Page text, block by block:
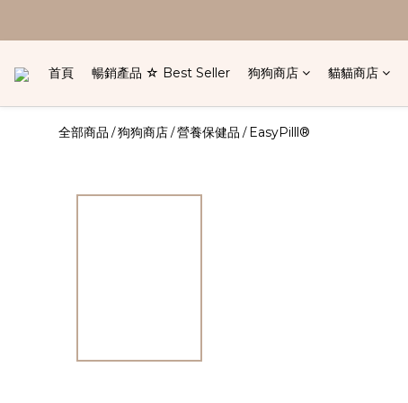
首頁 暢銷產品 ☆ Best Seller 狗狗商店 貓貓商店
全部商品 /狗狗商店/營養保健品 /EasyPilll®